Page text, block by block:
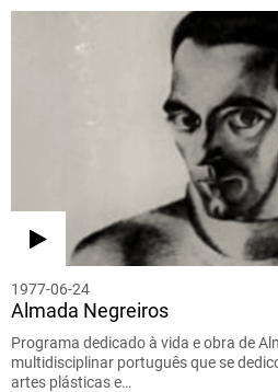
1977-06-24
Almada Negreiros
Programa dedicado à vida e obra de
multidisciplinar português que se
artes plásticas e…